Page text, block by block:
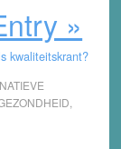
»
kwaliteitskrant?